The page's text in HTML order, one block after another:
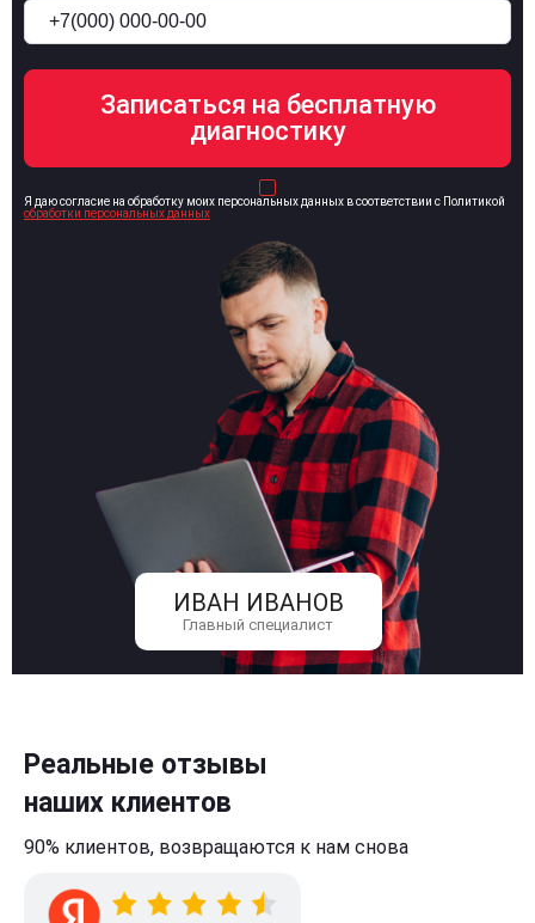
ИВАН ИВАНОВ
Главный специалист
Я даю согласие на обработку моих персональных данных в соответствии с Политикой
обработки персональных данных
Реальные отзывы
наших клиентов
90% клиентов, возвращаются к нам снова